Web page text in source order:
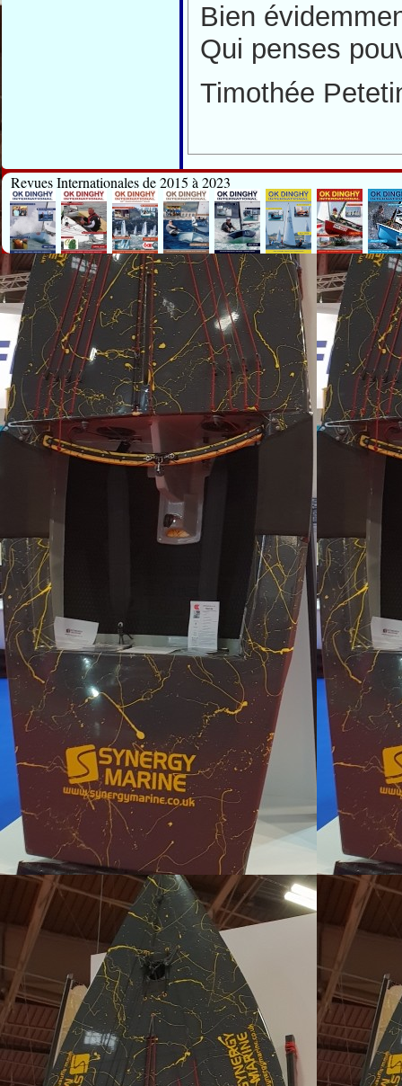
Bien
Qui penses
Timothée
Revues Internationales de 2015 à 2023